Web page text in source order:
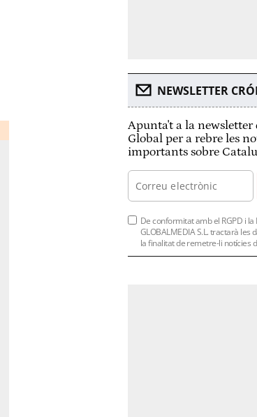
NEWSLETTER
Apunta't a la newsletter
Global per a rebre les
importants sobre
De conformitat amb el RGPD i la
GLOBALMEDIA S.L. tractarà les
la finalitat de remetre-li notícies